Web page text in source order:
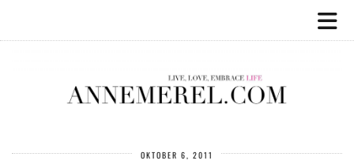
OKTOBER 6, 2011